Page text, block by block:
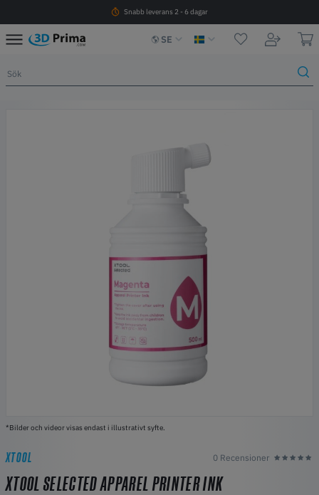
Snabb leverans 2 - 6 dagar
SE
*Bilder och videor visas endast i illustrativt syfte.
XTOOL 0 Recensioner
XTOOL SELECTED APPAREL PRINTER INK